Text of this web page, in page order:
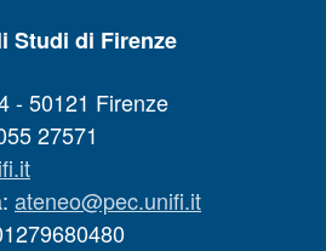
Studi di Firenze
- 50121 Firenze
27571
ateneo@pec.unifi.it